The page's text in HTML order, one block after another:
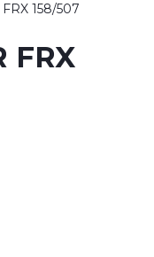
158/507
FRX